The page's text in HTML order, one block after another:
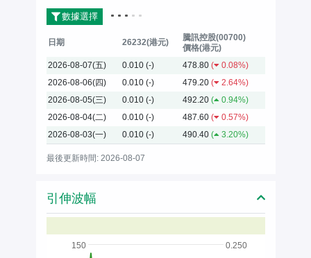
數據選擇
日期 26232(港元)
騰訊控股(00700)
價格(港元)
2026-08-07(五)
0.010 (-) 478.80 (
0.08%)
2026-08-06(四)
0.010 (-) 479.20 (
2.64%)
2026-08-05(三)
0.010 (-) 492.20 (
0.94%)
2026-08-04(二)
0.010 (-) 487.60 (
0.57%)
2026-08-03(一)
0.010 (-) 490.40 ( 3.20%)
最後更新時間: 2026-08-07
引伸波幅
150 0.250